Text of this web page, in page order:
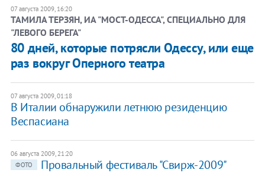
07 августа 2009, 16:20
ТАМИЛА ТЕРЗЯН, ИА "МОСТ-ОДЕССА", СПЕЦИАЛЬНО ДЛЯ
"ЛЕВОГО БЕРЕГА"
80 дней, которые потрясли Одессу, или еще
раз вокруг Оперного театра
07 августа 2009, 01:18
В Италии обнаружили летнюю резиденцию
Веспасиана
06 августа 2009, 21:20
ФОТО
Провальный фестиваль "Свирж-2009"